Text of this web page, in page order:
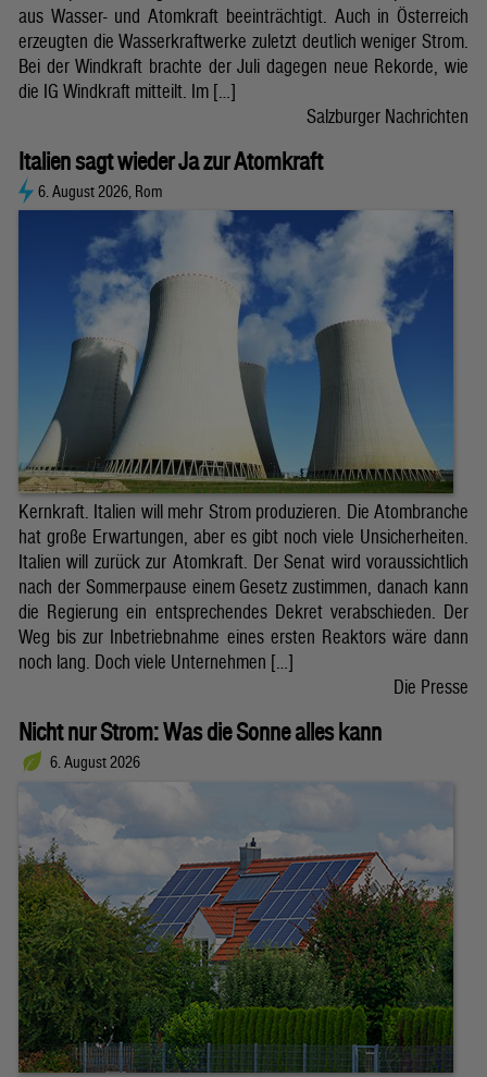
aus Wasser- und Atomkraft beeinträchtigt. Auch in Österreich
erzeugten die Wasserkraftwerke zuletzt deutlich weniger Strom.
Bei der Windkraft brachte der Juli dagegen neue Rekorde, wie
die IG Windkraft mitteilt. Im […]
Salzburger Nachrichten
Italien sagt wieder Ja zur Atomkraft
6. August 2026, Rom
Kernkraft. Italien will mehr Strom produzieren. Die Atombranche
hat große Erwartungen, aber es gibt noch viele Unsicherheiten.
Italien will zurück zur Atomkraft. Der Senat wird voraussichtlich
nach der Sommerpause einem Gesetz zustimmen, danach kann
die Regierung ein entsprechendes Dekret verabschieden. Der
Weg bis zur Inbetriebnahme eines ersten Reaktors wäre dann
noch lang. Doch viele Unternehmen […]
Die Presse
Nicht nur Strom: Was die Sonne alles kann
6. August 2026